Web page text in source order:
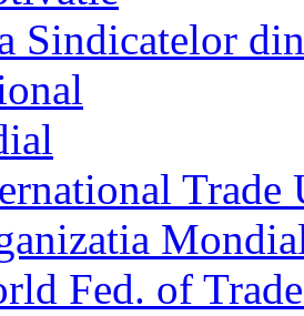
Sindicatelor
Trade
Fed. of